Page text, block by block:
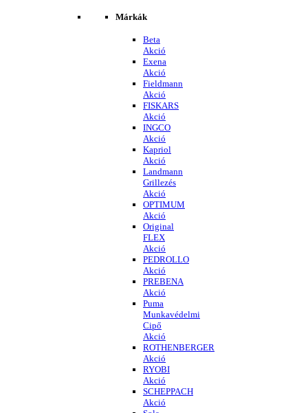
Márkák
Beta
Akció
Exena
Akció
Fieldmann
Akció
FISKARS
Akció
INGCO
Akció
Kapriol
Akció
Landmann
Grillezés
Akció
OPTIMUM
Akció
Original
FLEX
Akció
PEDROLLO
Akció
PREBENA
Akció
Puma
Munkavédelmi
Cipő
Akció
ROTHENBERGER
Akció
RYOBI
Akció
SCHEPPACH
Akció